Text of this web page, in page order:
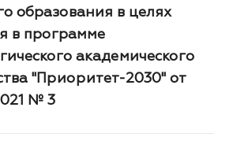
образования в целях
в программе
академического
"Приоритет-2030" от
№ 3